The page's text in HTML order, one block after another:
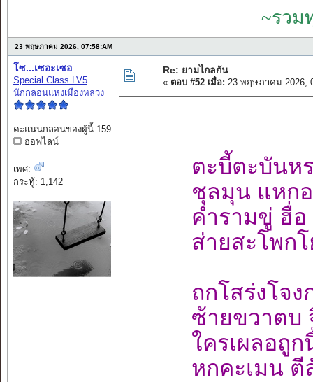
~รวม
23 พฤษภาคม 2026, 07:58:AM
โซ...เซอะเซอ
Special Class LV5
นักกลอนแห่งเมืองหลวง
คะแนนกลอนของผู้นี้ 159
ออฟไลน์
เพศ:
กระทู้: 1,142
Re: ยามไกลกัน
« ตอบ #52 เมื่อ: 23 พฤษภาคม 2026,
ตะบี้ตะบันห
ชุลมุน แหก
คำรามขู่ ฮื่อ
ส่ายสะโพก
ถกโสร่งโจง
ซ้ายขวาตบ
ใครเผลอถู
หกคะเมน ตี